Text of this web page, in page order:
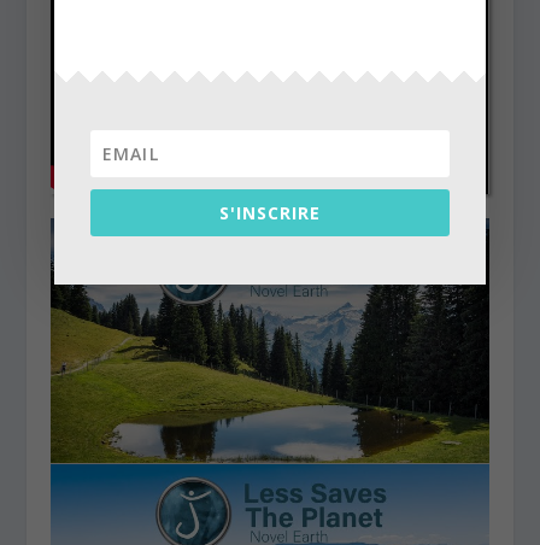
S'INSCRIRE